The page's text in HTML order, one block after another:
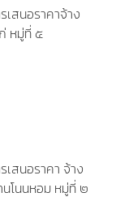
เสนอราคาจ้าง
หมู่ที่ ๕
เสนอราคา จ้าง
โนนหอม หมู่ที่ ๒